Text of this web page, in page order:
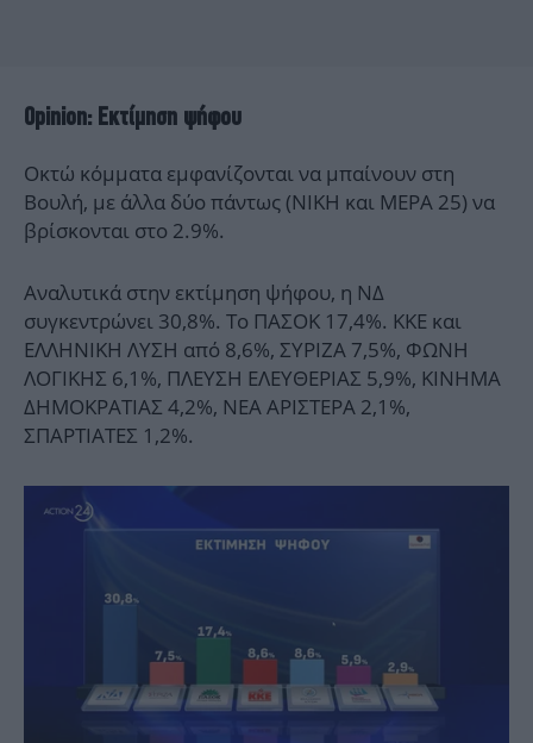
Opinion: Εκτίμηση ψήφου
Οκτώ κόμματα εμφανίζονται να μπαίνουν στη
Βουλή, με άλλα δύο πάντως (ΝΙΚΗ και ΜΕΡΑ 25) να
βρίσκονται στο 2.9%.
Αναλυτικά στην εκτίμηση ψήφου, η ΝΔ
συγκεντρώνει 30,8%. Το ΠΑΣΟΚ 17,4%. ΚΚΕ και
ΕΛΛΗΝΙΚΗ ΛΥΣΗ από 8,6%, ΣΥΡΙΖΑ 7,5%, ΦΩΝΗ
ΛΟΓΙΚΗΣ 6,1%, ΠΛΕΥΣΗ ΕΛΕΥΘΕΡΙΑΣ 5,9%, ΚΙΝΗΜΑ
ΔΗΜΟΚΡΑΤΙΑΣ 4,2%, ΝΕΑ ΑΡΙΣΤΕΡΑ 2,1%,
ΣΠΑΡΤΙΑΤΕΣ 1,2%.